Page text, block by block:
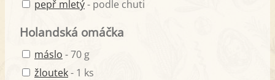
pepř mletý- podle chuti
Holandská omáčka
máslo - 70 g
žloutek- 1 ks